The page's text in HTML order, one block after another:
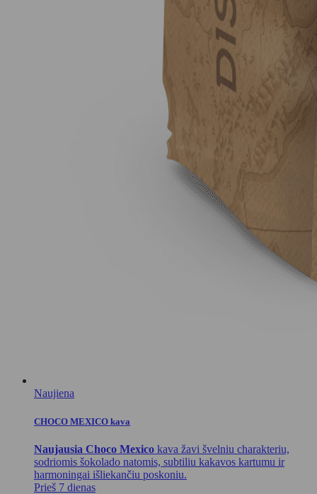
Naujiena
CHOCO MEXICO kava
Naujausia Choco Mexico kava žavi švelniu charakteriu,
sodriomis šokolado natomis, subtiliu kakavos kartumu ir
harmoningai išliekančiu poskoniu.
Prieš 7 dienas